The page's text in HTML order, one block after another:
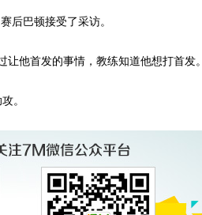
巴顿接受了采访。
他首发的事情，教练知道他想打首发。
。